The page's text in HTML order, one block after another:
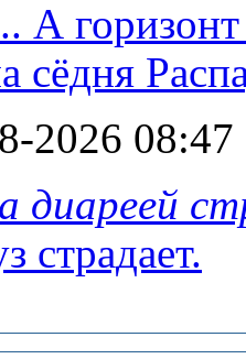
А
сёдня
2026 08:47
диареей
страдает.